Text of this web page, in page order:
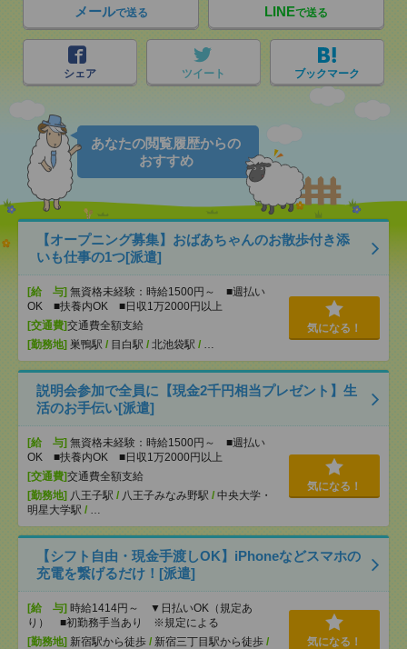
メールで送る LINEで送る
シェア ツイート ブックマーク
あなたの閲覧履歴からの
おすすめ
【オープニング募集】おばあちゃんのお散歩付き添
いも仕事の1つ[派遣]
[給 与] 無資格未経験：時給1500円～ ■週払い
OK ■扶養内OK ■日収1万2000円以上
[交通費]交通費全額支給
[勤務地] 巣鴨駅 / 目白駅 / 北池袋駅 / …
気になる！
説明会参加で全員に【現金2千円相当プレゼント】生
活のお手伝い[派遣]
[給 与] 無資格未経験：時給1500円～ ■週払い
OK ■扶養内OK ■日収1万2000円以上
[交通費]交通費全額支給
[勤務地] 八王子駅 / 八王子みなみ野駅 / 中央大学・
明星大学駅 / …
気になる！
【シフト自由・現金手渡しOK】iPhoneなどスマホの
充電を繋げるだけ！[派遣]
[給 与] 時給1414円～ ▼日払いOK（規定あ
り） ■初勤務手当あり ※規定による
[勤務地] 新宿駅から徒歩 / 新宿三丁目駅から徒歩 /
気になる！